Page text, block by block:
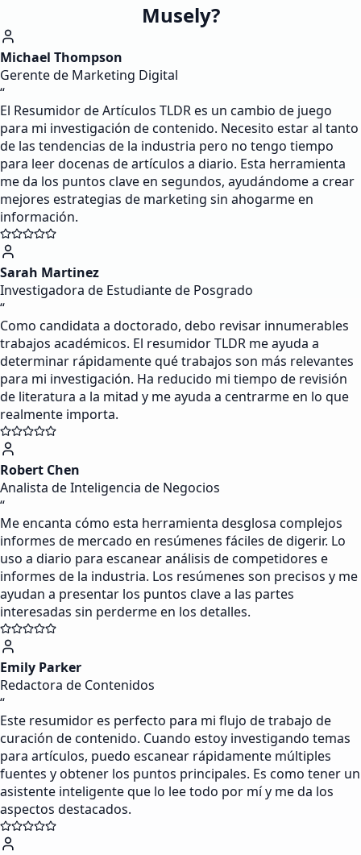
Musely?
Michael Thompson
Gerente de Marketing Digital
“
El Resumidor de Artículos TLDR es un cambio de juego
para mi investigación de contenido. Necesito estar al tanto
de las tendencias de la industria pero no tengo tiempo
para leer docenas de artículos a diario. Esta herramienta
me da los puntos clave en segundos, ayudándome a crear
mejores estrategias de marketing sin ahogarme en
información.
Sarah Martinez
Investigadora de Estudiante de Posgrado
“
Como candidata a doctorado, debo revisar innumerables
trabajos académicos. El resumidor TLDR me ayuda a
determinar rápidamente qué trabajos son más relevantes
para mi investigación. Ha reducido mi tiempo de revisión
de literatura a la mitad y me ayuda a centrarme en lo que
realmente importa.
Robert Chen
Analista de Inteligencia de Negocios
“
Me encanta cómo esta herramienta desglosa complejos
informes de mercado en resúmenes fáciles de digerir. Lo
uso a diario para escanear análisis de competidores e
informes de la industria. Los resúmenes son precisos y me
ayudan a presentar los puntos clave a las partes
interesadas sin perderme en los detalles.
Emily Parker
Redactora de Contenidos
“
Este resumidor es perfecto para mi flujo de trabajo de
curación de contenido. Cuando estoy investigando temas
para artículos, puedo escanear rápidamente múltiples
fuentes y obtener los puntos principales. Es como tener un
asistente inteligente que lo lee todo por mí y me da los
aspectos destacados.